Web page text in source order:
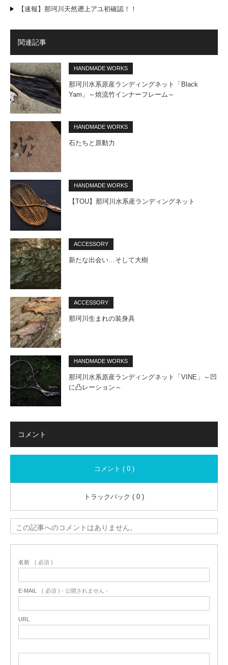
【速報】那珂川天然遡上アユ初確認！！
関連記事
HANDMADE WORKS
那珂川水系原産ランディングネット「Black
Yam」～焼流竹インナーフレーム～
HANDMADE WORKS
石たちと原動力
HANDMADE WORKS
【TOU】那珂川水系産ランディングネット
ACCESSORY
新たな出会い…そして大樹
ACCESSORY
那珂川生まれの装身具
HANDMADE WORKS
那珂川水系原産ランディングネット「VINE」～凹
に凸レーション～
コメント
コメント ( 0 )
トラックバック ( 0 )
この記事へのコメントはありません。
名前 ( 必須 )
E-MAIL ( 必須 ) - 公開されません -
URL